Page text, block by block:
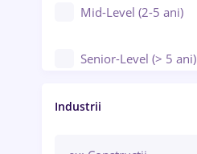
Mid-Level (2-5 ani)
Senior-Level (> 5 ani)
Manager / Executiv
Industrii